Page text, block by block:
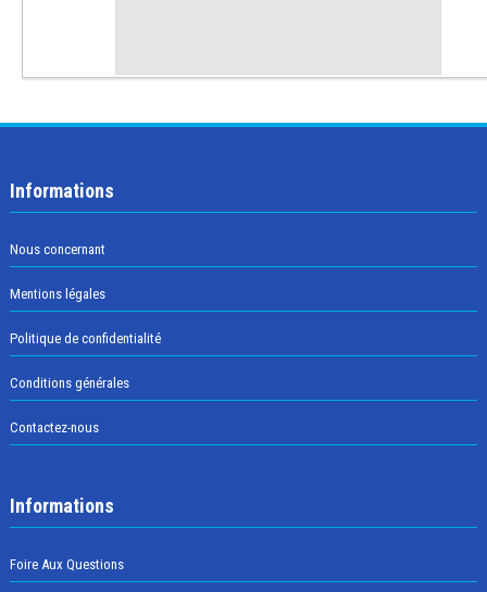
Informations
Nous concernant
Mentions légales
Politique de confidentialité
Conditions générales
Contactez-nous
Informations
Foire Aux Questions